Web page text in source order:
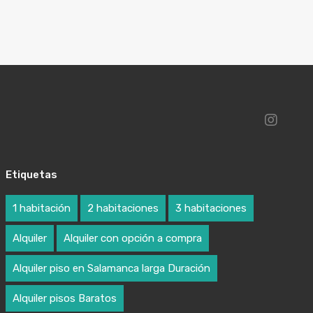
Etiquetas
1 habitación 2 habitaciones 3 habitaciones
Alquiler Alquiler con opción a compra
Alquiler piso en Salamanca larga Duración
Alquiler pisos Baratos